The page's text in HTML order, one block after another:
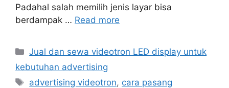
Padahal salah memilih jenis layar bisa
berdampak … Read more
Categories
Jual dan sewa videotron LED display untuk
kebutuhan advertising
Tags
advertising videotron, cara pasang